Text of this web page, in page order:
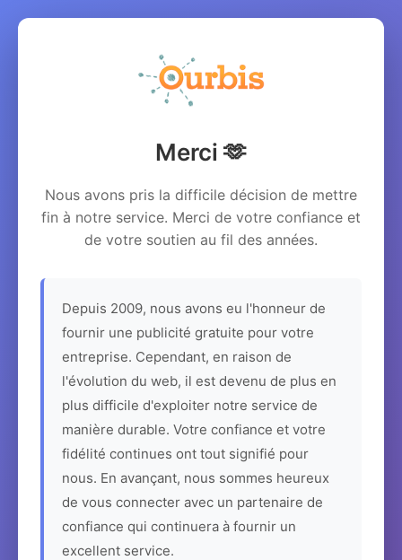
Merci 🫶
Nous avons pris la difficile décision de mettre
fin à notre service. Merci de votre confiance et
de votre soutien au fil des années.
Depuis 2009, nous avons eu l'honneur de
fournir une publicité gratuite pour votre
entreprise. Cependant, en raison de
l'évolution du web, il est devenu de plus en
plus difficile d'exploiter notre service de
manière durable. Votre confiance et votre
fidélité continues ont tout signifié pour
nous. En avançant, nous sommes heureux
de vous connecter avec un partenaire de
confiance qui continuera à fournir un
excellent service.